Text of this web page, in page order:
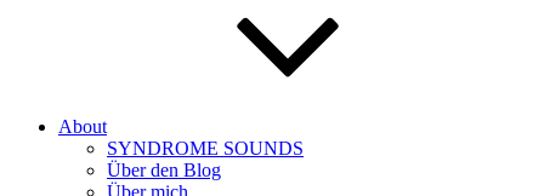
About
SYNDROME SOUNDS
Über den Blog
Über mich